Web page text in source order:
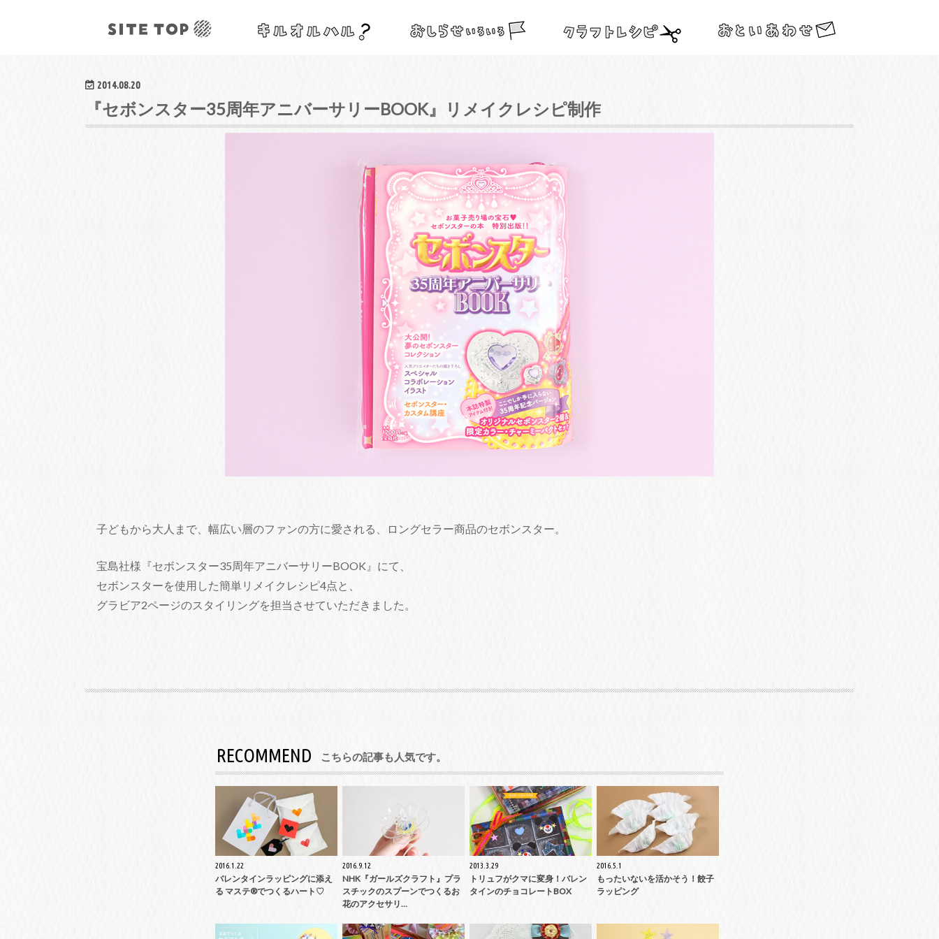
2014.08.20
『セボンスター35周年アニバーサリーBOOK』リメイクレシピ制作
子どもから大人まで、幅広い層のファンの方に愛される、ロングセラー商品のセボンスター。
宝島社様『セボンスター35周年アニバーサリーBOOK』にて、
セボンスターを使用した簡単リメイクレシピ4点と、
グラビア2ページのスタイリングを担当させていただきました。
RECOMMEND こちらの記事も人気です。
2016.1.22
バレンタインラッピングに添え
る マステ®でつくるハート♡
2016.9.12
NHK『ガールズクラフト』プラ
スチックのスプーンでつくるお
花のアクセサリ…
2013.3.29
トリュフがクマに変身！バレン
タインのチョコレートBOX
2016.5.1
もったいないを活かそう！餃子
ラッピング